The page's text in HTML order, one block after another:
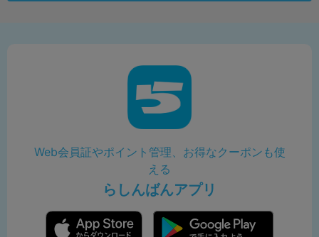
Web会員証やポイント管理、お得なクーポンも使
える
らしんばんアプリ